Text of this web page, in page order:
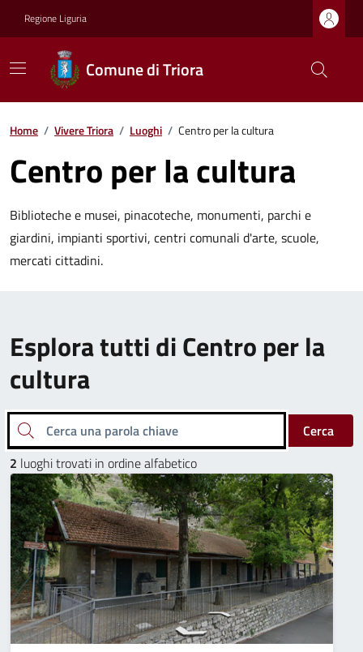
Regione Liguria
Comune di Triora
Home / Vivere Triora / Luoghi / Centro per la cultura
Centro per la cultura
Biblioteche e musei, pinacoteche, monumenti, parchi e
giardini, impianti sportivi, centri comunali d'arte, scuole,
mercati cittadini.
Esplora tutti di Centro per la
cultura
Cerca una parola chiave
Cerca
2 luoghi trovati in ordine alfabetico